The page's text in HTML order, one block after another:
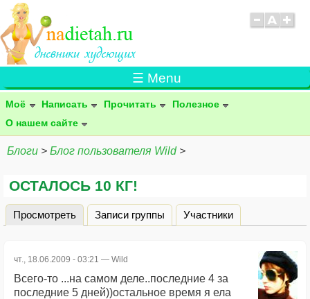
☰ Menu
Моё Написать Прочитать
Полезное
О нашем сайте
Блоги > Блог пользователя Wild>
ОСТАЛОСЬ 10 КГ!
Главные вкладки
Просмотреть (активная вкладка)
Записи группы Участники
чт., 18.06.2009 - 03:21 — Wild
Всего-то ...на самом деле..последние 4 за
последние 5 дней))остальное время я ела